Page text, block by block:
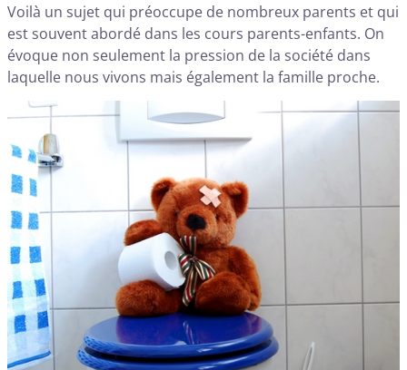
Voilà un sujet qui préoccupe de nombreux parents et qui
est souvent abordé dans les cours parents-enfants. On
évoque non seulement la pression de la société dans
laquelle nous vivons mais également la famille proche.